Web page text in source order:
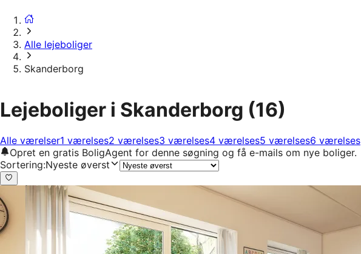
Alle lejeboliger
Skanderborg
Lejeboliger i Skanderborg (16)
Alle værelser1 værelses2 værelses3 værelses4 værelses5 værelses6 værelses
Opret en gratis BoligAgent for denne søgning og få e-mails om nye boliger.
Sortering:Nyeste øverst